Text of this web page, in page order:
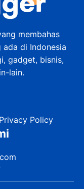
membahas
di Indonesia
gadget, bisnis,
lain.
Privacy Policy